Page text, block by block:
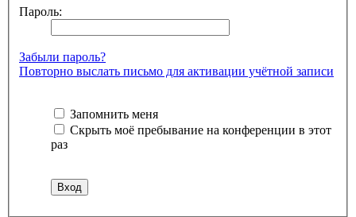
Пароль:
Забыли пароль?
Повторно выслать письмо для активации учётной записи
Запомнить меня
Скрыть моё пребывание на конференции в этот
раз